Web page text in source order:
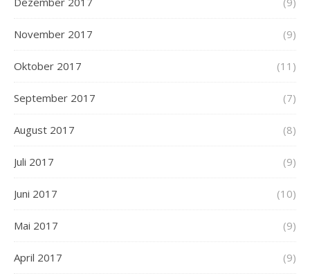
November 2017 (9)
Oktober 2017 (11)
September 2017 (7)
August 2017 (8)
Juli 2017 (9)
Juni 2017 (10)
Mai 2017 (9)
April 2017 (9)